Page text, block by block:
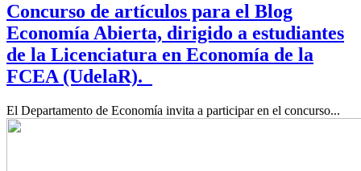
Concurso de artículos para el Blog
Economía Abierta, dirigido a estudiantes
de la Licenciatura en Economía de la
FCEA (UdelaR).
El Departamento de Economía invita a participar en el concurso...